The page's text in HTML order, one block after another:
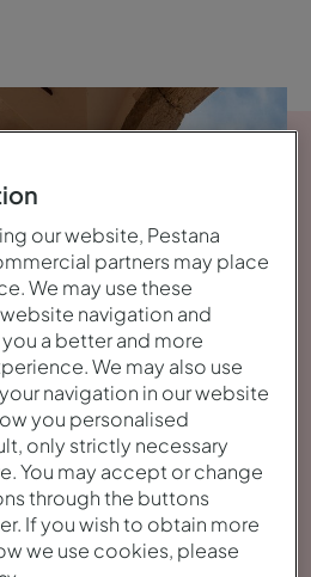
Ver galería
our website, Pestana
partners may place
We may use these
navigation and
a better and more
We may also use
navigation in our website
you personalised
only strictly necessary
You may accept or change
through the buttons
If you wish to obtain more
we use cookies, please